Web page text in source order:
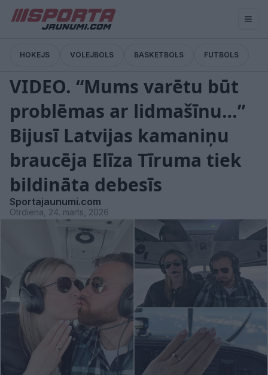
HOKEJS VOLEJBOLS BASKETBOLS FUTBOLS
VIDEO. “Mums varētu būt
problēmas ar lidmašīnu…”
Bijusī Latvijas kamaniņu
braucēja Elīza Tīruma tiek
bildināta debesīs
Sportajaunumi.com
Otrdiena, 24. marts, 2026